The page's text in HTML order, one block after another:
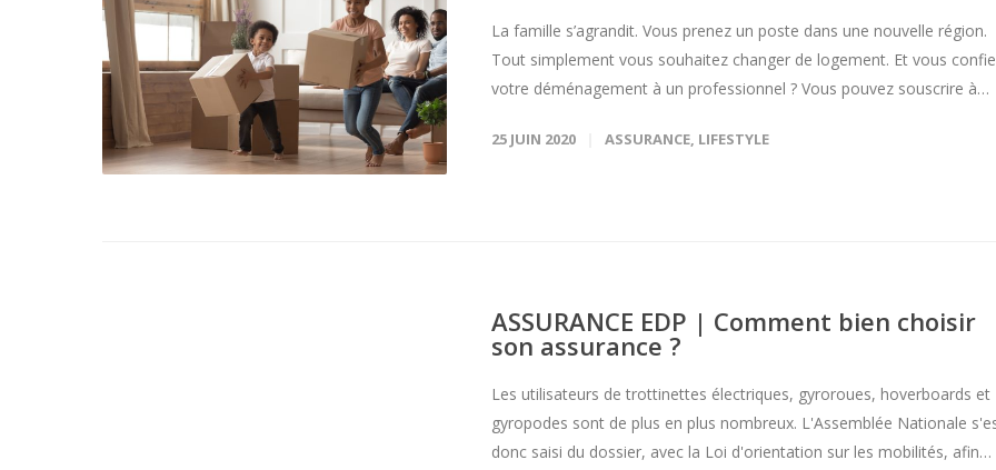
La famille s’agrandit. Vous prenez un poste dans une nouvelle région.
Tout simplement vous souhaitez changer de logement. Et vous
votre déménagement à un professionnel ? Vous pouvez souscrire à…
25 JUIN 2020 ASSURANCE, LIFESTYLE
ASSURANCE EDP | Comment bien choisir
son assurance ?
Les utilisateurs de trottinettes électriques, gyroroues, hoverboards et
gyropodes sont de plus en plus nombreux. L'Assemblée Nationale
donc saisi du dossier, avec la Loi d'orientation sur les mobilités, afin…